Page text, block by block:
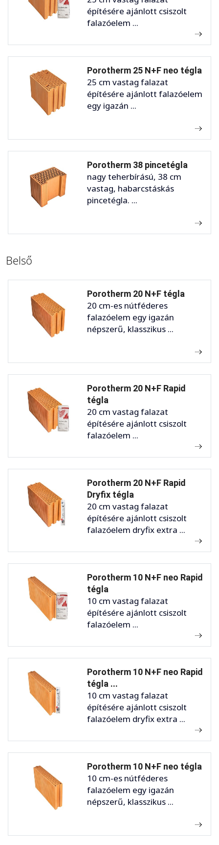
építésére ajánlott csiszolt
falazóelem ...
Porotherm 25 N+F neo tégla
25 cm vastag falazat
építésére ajánlott falazóelem
egy igazán ...
Porotherm 38 pincetégla
nagy teherbírású, 38 cm
vastag, habarcstáskás
pincetégla. ...
Belső
Porotherm 20 N+F tégla
20 cm-es nútféderes
falazóelem egy igazán
népszerű, klasszikus ...
Porotherm 20 N+F Rapid
tégla
20 cm vastag falazat
építésére ajánlott csiszolt
falazóelem ...
Porotherm 20 N+F Rapid
Dryfix tégla
20 cm vastag falazat
építésére ajánlott csiszolt
falazóelem dryfix extra ...
Porotherm 10 N+F neo Rapid
tégla
10 cm vastag falazat
építésére ajánlott csiszolt
falazóelem ...
Porotherm 10 N+F neo Rapid
tégla ...
10 cm vastag falazat
építésére ajánlott csiszolt
falazóelem dryfix extra ...
Porotherm 10 N+F neo tégla
10 cm-es nútféderes
falazóelem egy igazán
népszerű, klasszikus ...